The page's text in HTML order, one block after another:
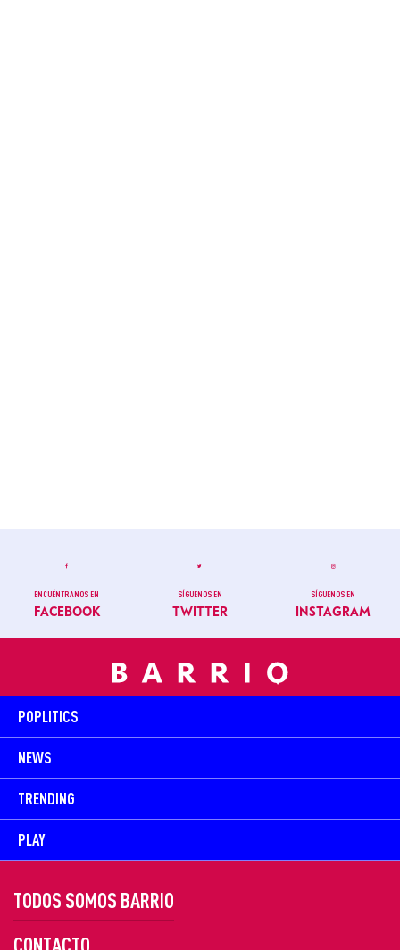
ENCUÉNTRANOS EN
FACEBOOK
SÍGUENOS EN
TWITTER
SÍGUENOS EN
INSTAGRAM
POPLITICS
NEWS
TRENDING
PLAY
TODOS SOMOS BARRIO
CONTACTO